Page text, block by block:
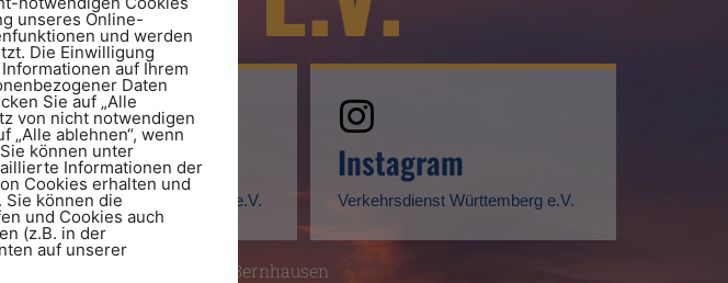
Facebook
Verkehrsdienst Württemberg e.V.
Instagram
Verkehrsdienst Württemberg e.V.
53 - 70794 Filderstadt-Bernhausen
unseres Online-
und werden
Die Einwilligung
auf Ihrem
Daten
Sie auf „Alle
von nicht notwendigen
„Alle ablehnen“, wenn
können unter
Informationen der
Cookies erhalten und
können die
und Cookies auch
(z.B. in der
auf unserer